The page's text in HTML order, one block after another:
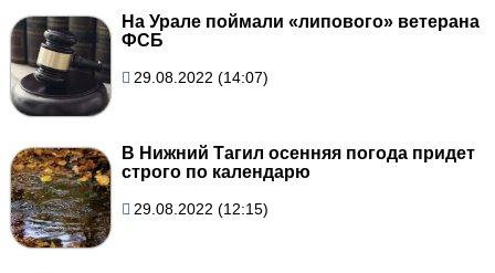
На Урале поймали «липового» ветерана
ФСБ
29.08.2022 (14:07)
В Нижний Тагил осенняя погода придет
строго по календарю
29.08.2022 (12:15)